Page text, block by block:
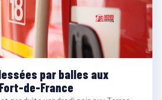
par balles aux
de-France